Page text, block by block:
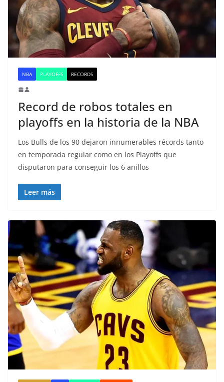
NBA PLAYOFFS RECORDS
Record de robos totales en
playoffs en la historia de la NBA
Los Bulls de los 90 dejaron innumerables récords tanto
en temporada regular como en los Playoffs que
disputaron para conseguir los 6 anillos
Leer más